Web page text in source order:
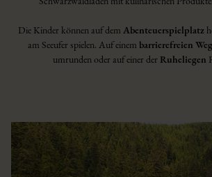
Die Kinder können auf dem Abenteuerspielplatz
am Seeufer spielen. Auf einem barrierefreien Weg
umrunden oder auf einer der Ruheliegen